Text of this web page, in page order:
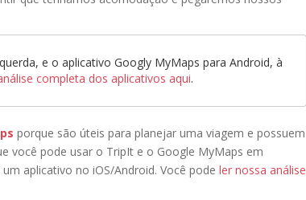
e o aplicativo Googly MyMaps para Android, à
completa dos aplicativos aqui.
porque são úteis para planejar uma viagem e possuem
você pode usar o TripIt e o Google MyMaps em
aplicativo no iOS/Android. Você pode ler nossa análise